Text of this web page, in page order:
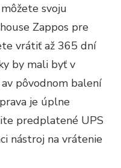
svoju
Zappos pre
vrátiť až 365 dní
by mali byť v
pôvodnom balení
je úplne
predplatené UPS
nástroj na vrátenie